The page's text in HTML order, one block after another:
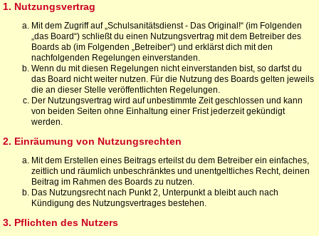
1. Nutzungsvertrag
Mit dem Zugriff auf „Schulsanitätsdienst - Das Original!“ (im Folgenden
„das Board“) schließt du einen Nutzungsvertrag mit dem Betreiber des
Boards ab (im Folgenden „Betreiber“) und erklärst dich mit den
nachfolgenden Regelungen einverstanden.
Wenn du mit diesen Regelungen nicht einverstanden bist, so darfst du
das Board nicht weiter nutzen. Für die Nutzung des Boards gelten jeweils
die an dieser Stelle veröffentlichten Regelungen.
Der Nutzungsvertrag wird auf unbestimmte Zeit geschlossen und kann
von beiden Seiten ohne Einhaltung einer Frist jederzeit gekündigt
werden.
2. Einräumung von Nutzungsrechten
Mit dem Erstellen eines Beitrags erteilst du dem Betreiber ein einfaches,
zeitlich und räumlich unbeschränktes und unentgeltliches Recht, deinen
Beitrag im Rahmen des Boards zu nutzen.
Das Nutzungsrecht nach Punkt 2, Unterpunkt a bleibt auch nach
Kündigung des Nutzungsvertrages bestehen.
3. Pflichten des Nutzers